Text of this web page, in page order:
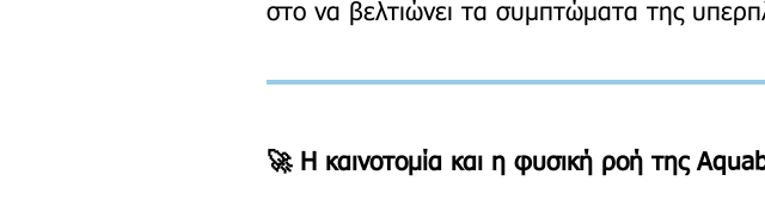
στο να βελτιώνει τα συμπτώματα της
🚀 Η καινοτομία και η φυσική ροή της